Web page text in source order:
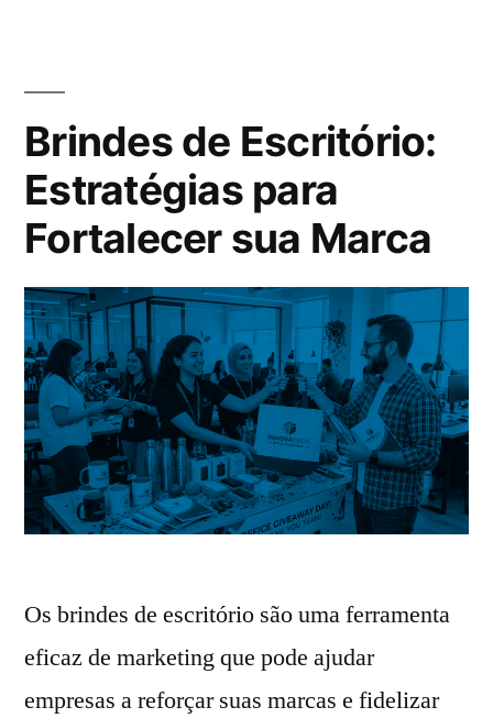
Brindes de Escritório:
Estratégias para
Fortalecer sua Marca
Os brindes de escritório são uma ferramenta
eficaz de marketing que pode ajudar
empresas a reforçar suas marcas e fidelizar